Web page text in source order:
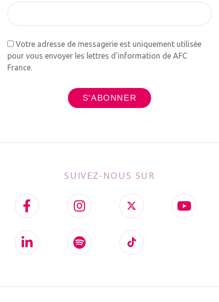
Votre adresse de messagerie est uniquement utilisée
pour vous envoyer les lettres d'information de AFC
France.
SUIVEZ-NOUS SUR